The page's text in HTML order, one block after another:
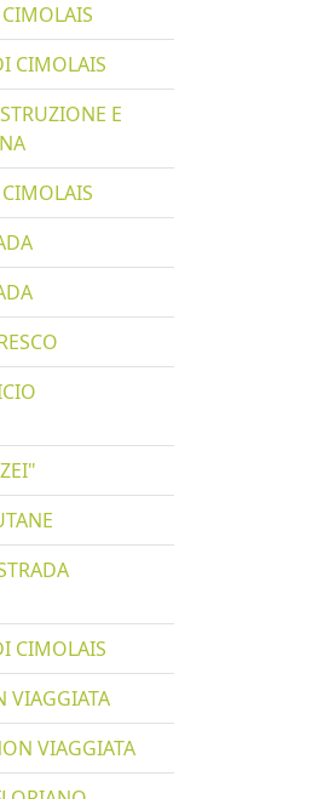
CIMOLAIS
E
CIMOLAIS
VIAGGIATA
VIAGGIATA